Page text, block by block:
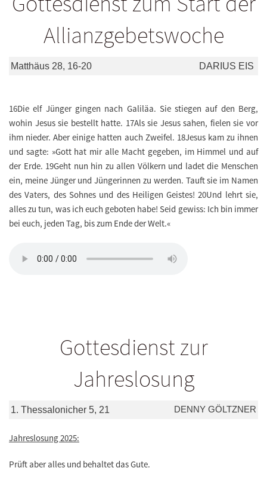
Allianzgebetswoche
Matthäus 28, 16-20 DARIUS EIS
16Die elf Jünger gingen nach Galiläa. Sie stiegen auf den Berg,
wohin Jesus sie bestellt hatte. 17Als sie Jesus sahen, fielen sie vor
ihm nieder. Aber einige hatten auch Zweifel. 18Jesus kam zu ihnen
und sagte: »Gott hat mir alle Macht gegeben, im Himmel und auf
der Erde. 19Geht nun hin zu allen Völkern und ladet die Menschen
ein, meine Jünger und Jüngerinnen zu werden. Tauft sie im Namen
des Vaters, des Sohnes und des Heiligen Geistes! 20Und lehrt sie,
alles zu tun, was ich euch geboten habe! Seid gewiss: Ich bin immer
bei euch, jeden Tag, bis zum Ende der Welt.«
Gottesdienst zur
Jahreslosung
1. Thessalonicher 5, 21 DENNY GÖLTZNER
Jahreslosung 2025:
Prüft aber alles und behaltet das Gute.